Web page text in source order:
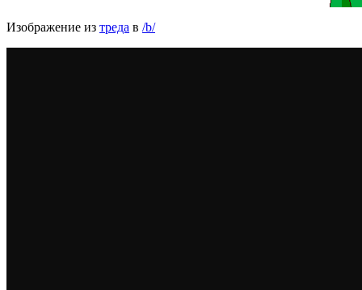
Изображение из треда в /b/